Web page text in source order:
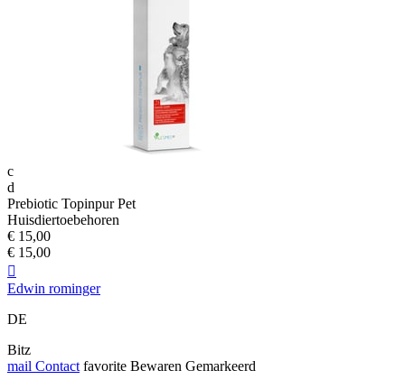
c
d
Prebiotic Topinpur Pet
Huisdiertoebehoren
€ 15,00
€ 15,00

Edwin rominger
DE
Bitz
mail Contact favorite Bewaren Gemarkeerd